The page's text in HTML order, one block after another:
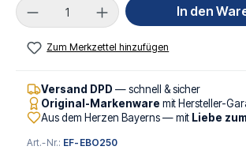
Produkt Anzahl: Gib denIn den
Zum Merkzettel hinzufügen
Versand DPD — schnell & sicher
Original-Markenware mit Hersteller-
Aus dem Herzen Bayerns — mit Liebe
Art.-Nr.: EF-EBO250